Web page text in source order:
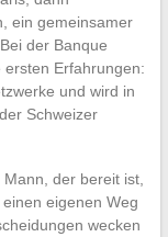
ein gemeinsamer
der Banque
Erfahrungen:
und wird in
Schweizer
der bereit ist,
eigenen Weg
wecken